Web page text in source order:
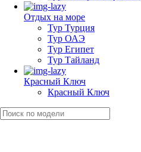
Отдых на море
Тур Турция
Тур ОАЭ
Тур Египет
Тур Тайланд
Красный Ключ
Красный Ключ